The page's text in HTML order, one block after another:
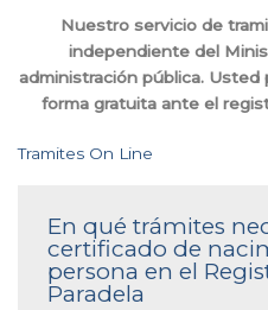
Nuestro servicio de
independiente del
administración pública.
forma gratuita ante el
Tramites On Line
En qué trámites
certificado de
persona en el
Paradela